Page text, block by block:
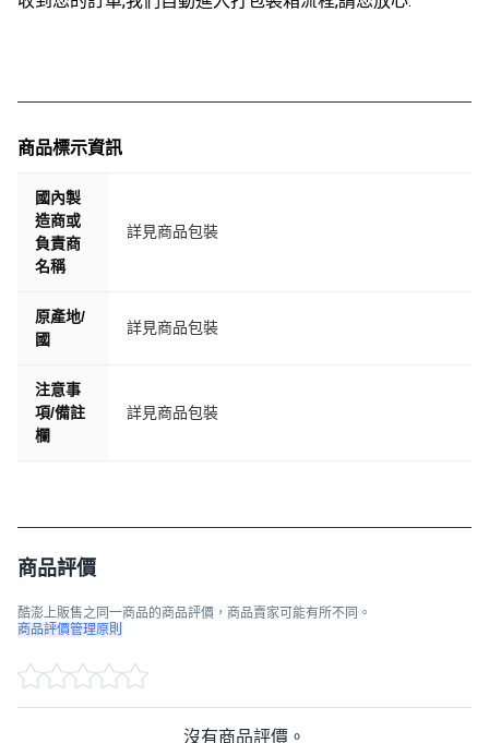
商品標示資訊
國內製
造商或
負責商
名稱
詳見商品包裝
原產地/
國
詳見商品包裝
注意事
項/備註
欄
詳見商品包裝
商品評價
酷澎上販售之同一商品的商品評價，商品賣家可能有所不同。
商品評價管理原則
沒有商品評價。